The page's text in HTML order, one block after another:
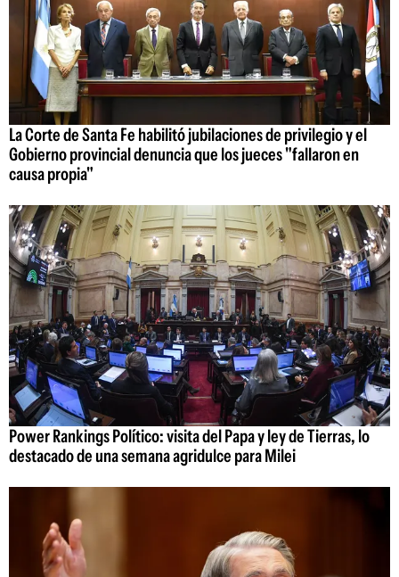
La Corte de Santa Fe habilitó jubilaciones de privilegio y el
Gobierno provincial denuncia que los jueces "fallaron en
causa propia"
Power Rankings Político: visita del Papa y ley de Tierras, lo
destacado de una semana agridulce para Milei